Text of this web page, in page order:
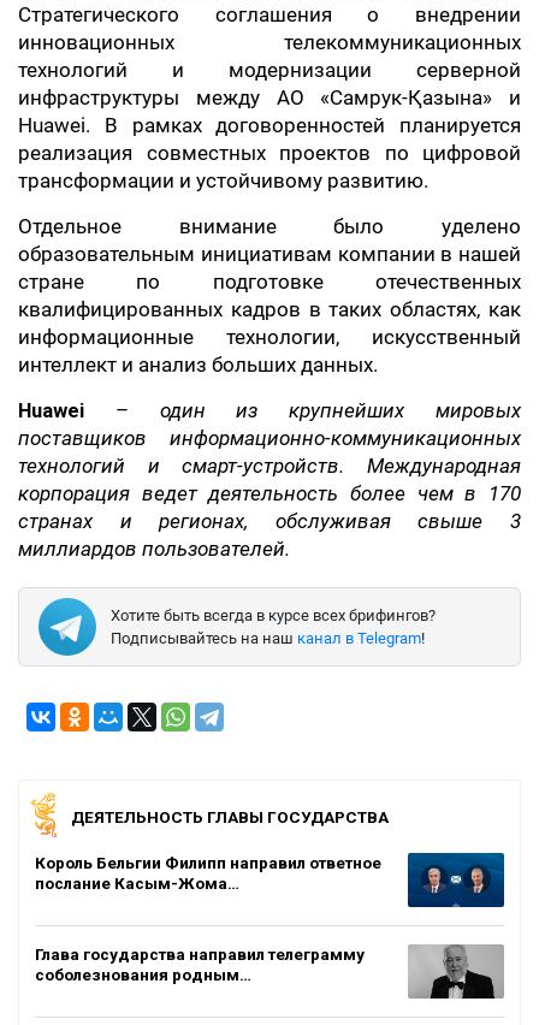
Стратегического соглашения о внедрении
инновационных телекоммуникационных
технологий и модернизации серверной
инфраструктуры между АО «Самрук-Қазына» и
Huawei. В рамках договоренностей планируется
реализация совместных проектов по цифровой
трансформации и устойчивому развитию.
Отдельное внимание было уделено
образовательным инициативам компании в нашей
стране по подготовке отечественных
квалифицированных кадров в таких областях, как
информационные технологии, искусственный
интеллект и анализ больших данных.
Huawei – один из крупнейших мировых
поставщиков информационно-коммуникационных
технологий и смарт-устройств. Международная
корпорация ведет деятельность более чем в 170
странах и регионах, обслуживая свыше 3
миллиардов пользователей.
Хотите быть всегда в курсе всех брифингов?
Подписывайтесь на наш канал в Telegram!
ДЕЯТЕЛЬНОСТЬ ГЛАВЫ ГОСУДАРСТВА
Король Бельгии Филипп направил ответное
послание Касым-Жома…
Глава государства направил телеграмму
соболезнования родным…